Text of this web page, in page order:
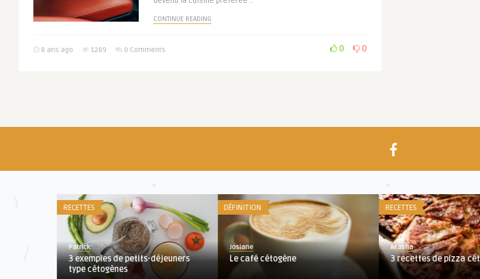
CONTINUE READING
8 ans ago 1289 0 Comments 0 0
3 exemples de petits-déjeuners
type cétogènes
Josiane
Le café cétogène
Akasha
3 recettes de pizza cétogènes